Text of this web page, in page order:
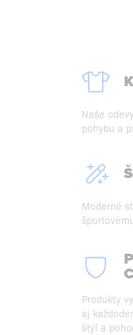
Naše
pohybu a
Moderné
Produkty
aj
štýl a